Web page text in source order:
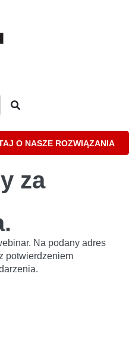
O NASZE ROZWIĄZANIA
za
Na podany adres
potwierdzeniem